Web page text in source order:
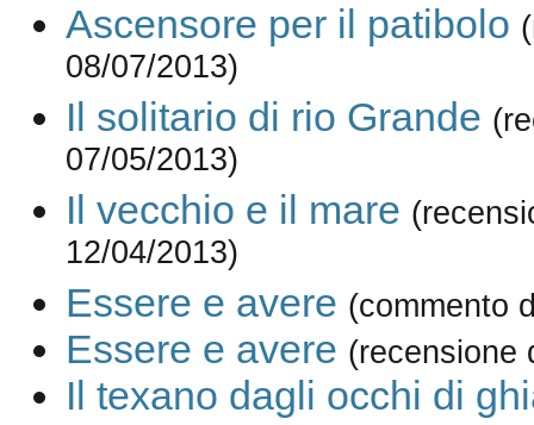
Ascensore per il patibolo
08/07/2013)
Il solitario di rio Grande
07/05/2013)
Il vecchio e il mare
12/04/2013)
Essere e avere (commento
Essere e avere (recensione
Il texano dagli occhi di